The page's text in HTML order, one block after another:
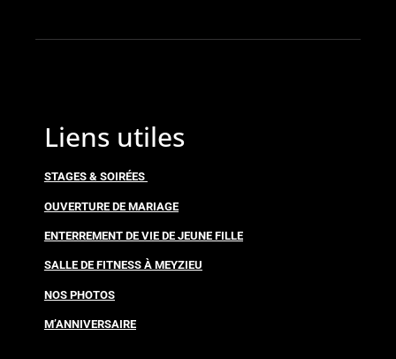
Liens utiles
STAGES & SOIRÉES
OUVERTURE DE MARIAGE
ENTERREMENT DE VIE DE JEUNE FILLE
SALLE DE FITNESS À MEYZIEU
NOS PHOTOS
M’ANNIVERSAIRE